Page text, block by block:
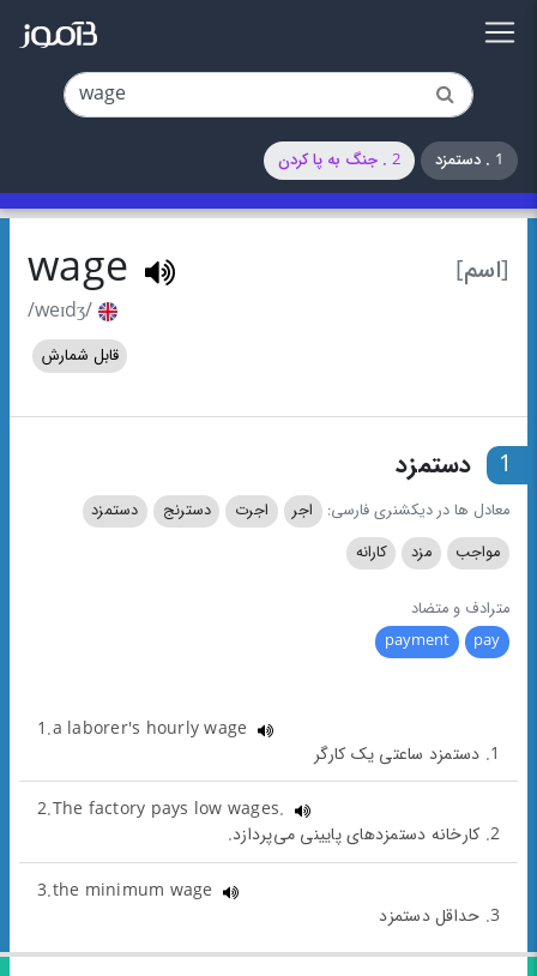
1 . دستمزد 2 . جنگ به پا کردن
[اسم] wage
/weɪdʒ/
قابل شمارش
1 دستمزد
معادل ها در دیکشنری فارسی: اجر اجرت دسترنج
دستمزد
مواجب
مزد کارانه
مترادف و متضاد
pay
payment
1.a laborer's hourly wage
1. دستمزد ساعتی یک کارگر
2.The factory pays low wages.
2. کارخانه دستمزدهای پایینی می‌پردازد.
3.the minimum wage
3. حداقل دستمزد